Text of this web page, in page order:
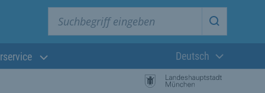
Suche
Aktuelle
Deutsch